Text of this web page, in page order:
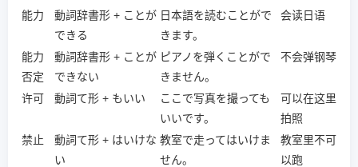
能力
動詞辞書形 + ことが
できる
日本語を読むことがで
きます。
会读日语
能力
否定
動詞辞書形 + ことが
できない
ピアノを弾くことがで
きません。
不会弹钢琴
许可 動詞て形 + もいい
ここで写真を撮っても
いいです。
可以在这里
拍照
禁止
動詞て形 + はいけな
い
教室で走ってはいけま
せん。
教室里不可
以跑